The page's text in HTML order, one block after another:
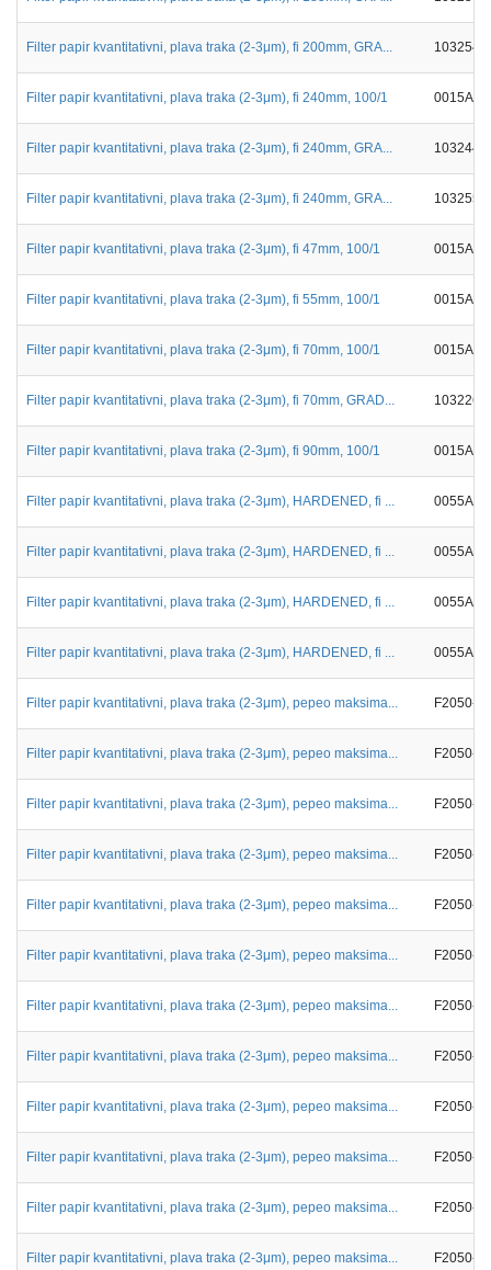
Filter papir kvantitativni, plava traka (2-3μm), fi 200mm, GRA... 103254
Filter papir kvantitativni, plava traka (2-3μm), fi 240mm, 100/1
Filter papir kvantitativni, plava traka (2-3μm), fi 240mm, GRA... 103244
Filter papir kvantitativni, plava traka (2-3μm), fi 240mm, GRA... 103255
Filter papir kvantitativni, plava traka (2-3μm), fi 47mm, 100/1
Filter papir kvantitativni, plava traka (2-3μm), fi 55mm, 100/1
Filter papir kvantitativni, plava traka (2-3μm), fi 70mm, 100/1
Filter papir kvantitativni, plava traka (2-3μm), fi 70mm, GRAD... 103226
Filter papir kvantitativni, plava traka (2-3μm), fi 90mm, 100/1
Filter papir kvantitativni, plava traka (2-3μm), HARDENED, fi ...
Filter papir kvantitativni, plava traka (2-3μm), HARDENED, fi ...
Filter papir kvantitativni, plava traka (2-3μm), HARDENED, fi ...
Filter papir kvantitativni, plava traka (2-3μm), HARDENED, fi ...
Filter papir kvantitativni, plava traka (2-3μm), pepeo maksima... F2050-
Filter papir kvantitativni, plava traka (2-3μm), pepeo maksima... F2050-
Filter papir kvantitativni, plava traka (2-3μm), pepeo maksima... F2050-
Filter papir kvantitativni, plava traka (2-3μm), pepeo maksima... F2050-
Filter papir kvantitativni, plava traka (2-3μm), pepeo maksima... F2050-
Filter papir kvantitativni, plava traka (2-3μm), pepeo maksima... F2050-
Filter papir kvantitativni, plava traka (2-3μm), pepeo maksima... F2050-
Filter papir kvantitativni, plava traka (2-3μm), pepeo maksima... F2050-
Filter papir kvantitativni, plava traka (2-3μm), pepeo maksima... F2050-
Filter papir kvantitativni, plava traka (2-3μm), pepeo maksima... F2050-
Filter papir kvantitativni, plava traka (2-3μm), pepeo maksima... F2050-
Filter papir kvantitativni, plava traka (2-3μm), pepeo maksima... F2050-